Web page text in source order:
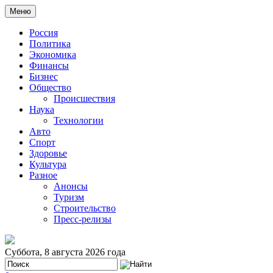
Меню
Россия
Политика
Экономика
Финансы
Бизнес
Общество
Происшествия
Наука
Технологии
Авто
Спорт
Здоровье
Культура
Разное
Анонсы
Туризм
Строительство
Пресс-релизы
Суббота, 8 августа 2026 года